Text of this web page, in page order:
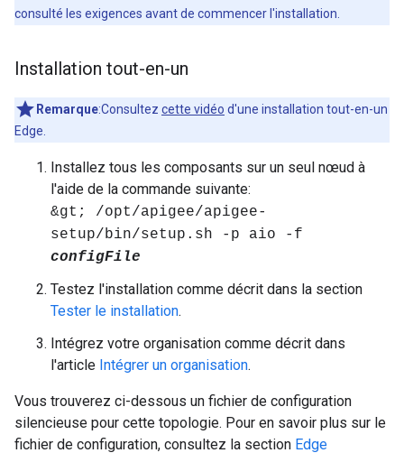
consulté les exigences avant de commencer l'installation.
Installation tout-en-un
Remarque:Consultez cette vidéo d'une installation tout-en-un
Edge.
Installez tous les composants sur un seul nœud à
l'aide de la commande suivante:
&gt; /opt/apigee/apigee-
setup/bin/setup.sh -p aio -f
configFile
Testez l'installation comme décrit dans la section
Tester le installation.
Intégrez votre organisation comme décrit dans
l'article Intégrer un organisation.
Vous trouverez ci-dessous un fichier de configuration
silencieuse pour cette topologie. Pour en savoir plus sur le
fichier de configuration, consultez la section Edge